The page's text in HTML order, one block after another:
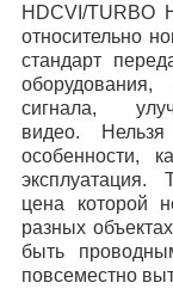
HDCVI/TURBO
относительно
стандарт
сигнала,
видео.
особенности,
эксплуатация.
цена которой
разных
быть
повсеместно